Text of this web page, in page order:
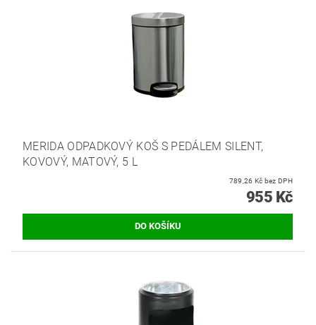
MERIDA ODPADKOVÝ KOŠ S PEDÁLEM SILENT,
KOVOVÝ, MATOVÝ, 5 L
789,26 Kč bez DPH
955 Kč